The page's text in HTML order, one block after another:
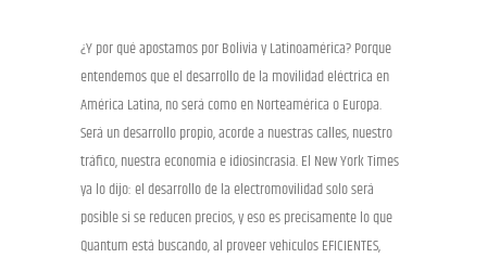
¿Y por qué apostamos por Bolivia y Latinoamérica? Porque
entendemos que el desarrollo de la movilidad eléctrica en
América Latina, no será como en Norteamérica o Europa.
Será un desarrollo propio, acorde a nuestras calles, nuestro
tráfico, nuestra economía e idiosincrasia. El New York Times
ya lo dijo: el desarrollo de la electromovilidad solo será
posible si se reducen precios, y eso es precisamente lo que
Quantum está buscando, al proveer vehículos EFICIENTES,